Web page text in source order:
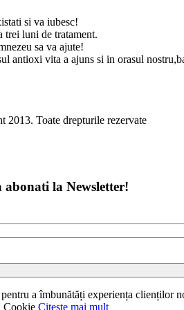
si va iubesc!
trei luni de tratament.
sa va ajute!
antioxi vita a ajuns si in orasul
2013. Toate drepturile rezervate
abonati la Newsletter!
a îmbunătăți experiența clienților
Cookie Citeste mai mult